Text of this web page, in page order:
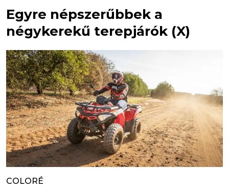
Egyre népszerűbbek a
négykerekű terepjárók (X)
COLORÉ